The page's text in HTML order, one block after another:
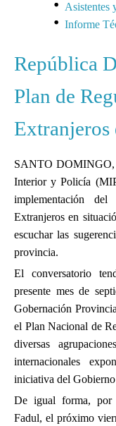
Asistentes
Informe
República
Plan de
Extranjeros
SANTO DOMINGO,
Interior y Policía
implementación
Extranjeros en
escuchar las
provincia.
El conversatorio
presente mes de
Gobernación
el Plan Nacional de
diversas
internacionales
iniciativa del
De igual forma, por
Fadul, el próximo